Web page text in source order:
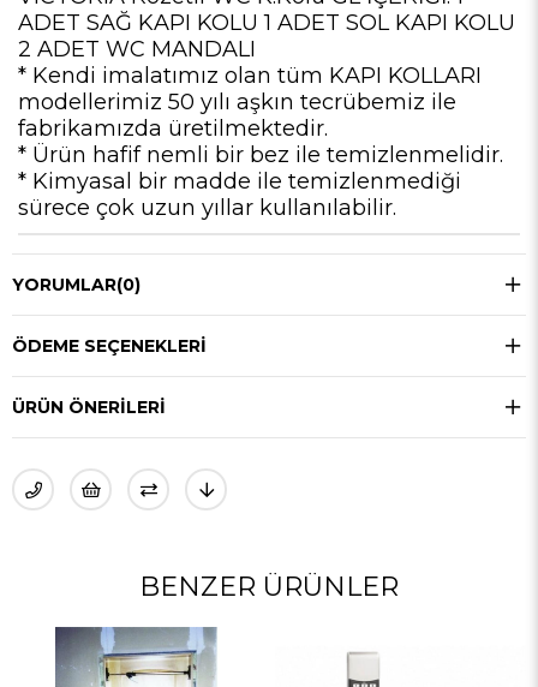
ADET SAĞ KAPI KOLU 1 ADET SOL KAPI KOLU
2 ADET WC MANDALI
* Kendi imalatımız olan tüm KAPI KOLLARI
modellerimiz 50 yılı aşkın tecrübemiz ile
fabrikamızda üretilmektedir.
* Ürün hafif nemli bir bez ile temizlenmelidir.
* Kimyasal bir madde ile temizlenmediği
sürece çok uzun yıllar kullanılabilir.
YORUMLAR(0)
ÖDEME SEÇENEKLERI
ÜRÜN ÖNERILERI
BENZER ÜRÜNLER